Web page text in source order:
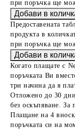
при поръчка ще
Предоставената
продукта в
при поръчка ще
Когато плащате с
поръчката Ви
три начина да я
Отложено до 30
без оскъпяване. За
Плащане на 4
поръчката си на